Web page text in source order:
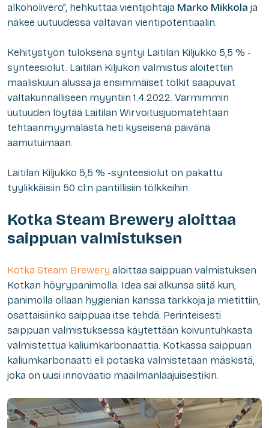
alkoholivero”, hehkuttaa vientijohtaja Marko Mikkola ja
näkee uutuudessa valtavan vientipotentiaalin.
Kehitystyön tuloksena syntyi Laitilan Kiljukko 5,5 % -
synteesiolut. Laitilan Kiljukon valmistus aloitettiin
maaliskuun alussa ja ensimmäiset tölkit saapuvat
valtakunnalliseen myyntiin 1.4.2022. Varmimmin
uutuuden löytää Laitilan Wirvoitusjuomatehtaan
tehtaanmyymälästä heti kyseisenä päivänä
aamutuimaan.
Laitilan Kiljukko 5,5 % -synteesiolut on pakattu
tyylikkäisiin 50 cl:n pantillisiin tölkkeihin.
Kotka Steam Brewery aloittaa
saippuan valmistuksen
Kotka Steam Brewery aloittaa saippuan valmistuksen
Kotkan höyrypanimolla. Idea sai alkunsa siitä kun,
panimolla ollaan hygienian kanssa tarkkoja ja mietittiin,
osattaisiinko saippuaa itse tehdä. Perinteisesti
saippuan valmistuksessa käytettään koivuntuhkasta
valmistettua kaliumkarbonaattia. Kotkassa saippuan
kaliumkarbonaatti eli potaska valmistetaan mäskistä,
joka on uusi innovaatio maailmanlaajuisestikin.